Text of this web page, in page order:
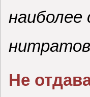
наиболее
нитратов
Не